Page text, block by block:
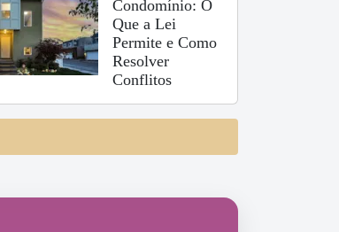
Condomínio: O
Que a Lei
Permite e Como
Resolver
Conflitos